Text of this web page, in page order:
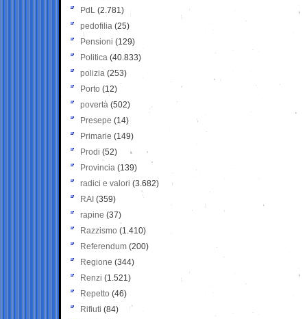
PdL (2.781)
pedofilia (25)
Pensioni (129)
Politica (40.833)
polizia (253)
Porto (12)
povertà (502)
Presepe (14)
Primarie (149)
Prodi (52)
Provincia (139)
radici e valori (3.682)
RAI (359)
rapine (37)
Razzismo (1.410)
Referendum (200)
Regione (344)
Renzi (1.521)
Repetto (46)
Rifiuti (84)